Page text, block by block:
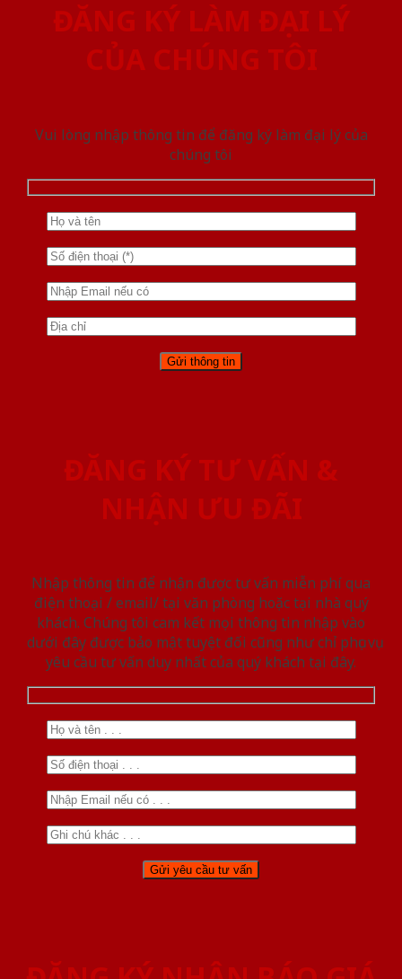
ĐĂNG KÝ LÀM ĐẠI LÝ
CỦA CHÚNG TÔI
Vui lòng nhập thông tin để đăng ký làm đại lý của
chúng tôi
ĐĂNG KÝ TƯ VẤN &
NHẬN ƯU ĐÃI
Nhập thông tin để nhận được tư vấn miễn phí qua
điện thoại / email/ tại văn phòng hoặc tại nhà quý
khách. Chúng tôi cam kết mọi thông tin nhập vào
dưới đây được bảo mật tuyệt đối cũng như chỉ phục vụ
yêu cầu tư vấn duy nhất của quý khách tại đây.